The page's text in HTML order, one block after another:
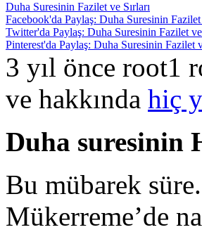
Duha Suresinin Fazilet ve Sırları
Facebook'da Paylaş: Duha Suresinin Fazilet
Twitter'da Paylaş: Duha Suresinin Fazilet ve
Pinterest'da Paylaş: Duha Suresinin Fazilet
3 yıl önce root1
ve hakkında hiç
Duha suresinin
Bu mübarek
Mükerreme’de